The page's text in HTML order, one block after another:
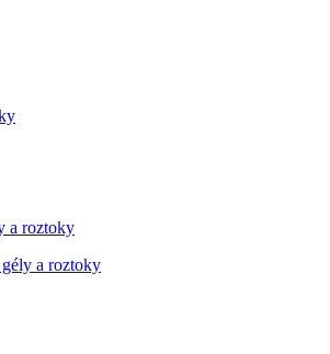
a roztoky